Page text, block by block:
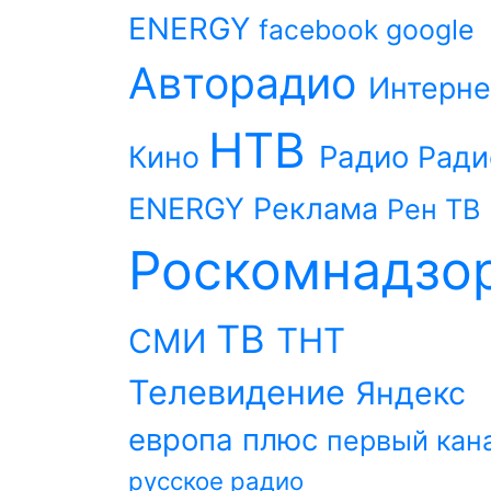
ENERGY facebook google
Авторадио
Кино НТВ Радио
ENERGY Реклама Рен ТВ
СМИ ТВ ТНТ
Телевидение Яндекс
европа плюс первый
русское радио